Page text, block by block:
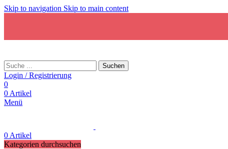
Skip to navigation Skip to main content
Suchen
Login / Registrierung
0
0 Artikel
Menü
0 Artikel
Kategorien durchsuchen